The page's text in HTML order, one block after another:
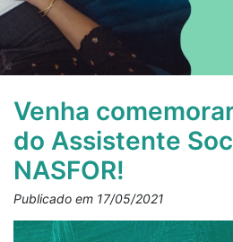
Venha
do Assistente
NASFOR!
Publicado em 17/05/2021